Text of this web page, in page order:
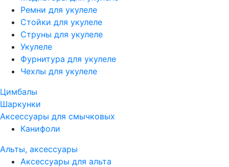
Ремни для укулеле
Стойки для укулеле
Струны для укулеле
Укулеле
Фурнитура для укулеле
Чехлы для укулеле
Цимбалы
Шаркунки
Аксессуары для смычковых
Канифоли
Альты, аксессуары
Аксессуары для альта